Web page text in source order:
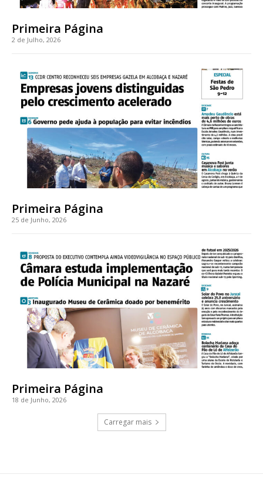
Primeira Página
2 de Julho, 2026
Primeira Página
25 de Junho, 2026
Primeira Página
18 de Junho, 2026
Carregar mais